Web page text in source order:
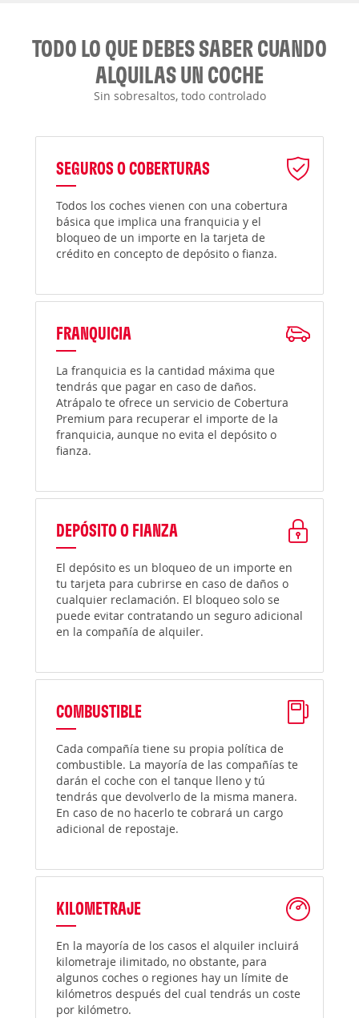
TODO LO QUE DEBES SABER CUANDO
ALQUILAS UN COCHE
Sin sobresaltos, todo controlado
SEGUROS O COBERTURAS
Todos los coches vienen con una cobertura
básica que implica una franquicia y el
bloqueo de un importe en la tarjeta de
crédito en concepto de depósito o fianza.
FRANQUICIA
La franquicia es la cantidad máxima que
tendrás que pagar en caso de daños.
Atrápalo te ofrece un servicio de Cobertura
Premium para recuperar el importe de la
franquicia, aunque no evita el depósito o
fianza.
DEPÓSITO O FIANZA
El depósito es un bloqueo de un importe en
tu tarjeta para cubrirse en caso de daños o
cualquier reclamación. El bloqueo solo se
puede evitar contratando un seguro adicional
en la compañía de alquiler.
COMBUSTIBLE
Cada compañía tiene su propia política de
combustible. La mayoría de las compañías te
darán el coche con el tanque lleno y tú
tendrás que devolverlo de la misma manera.
En caso de no hacerlo te cobrará un cargo
adicional de repostaje.
KILOMETRAJE
En la mayoría de los casos el alquiler incluirá
kilometraje ilimitado, no obstante, para
algunos coches o regiones hay un límite de
kilómetros después del cual tendrás un coste
por kilómetro.